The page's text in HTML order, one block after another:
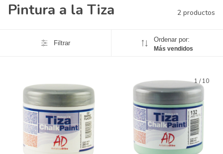
Pintura a la Tiza 2 productos
Filtrar Ordenar por:
Más vendidos
1/10